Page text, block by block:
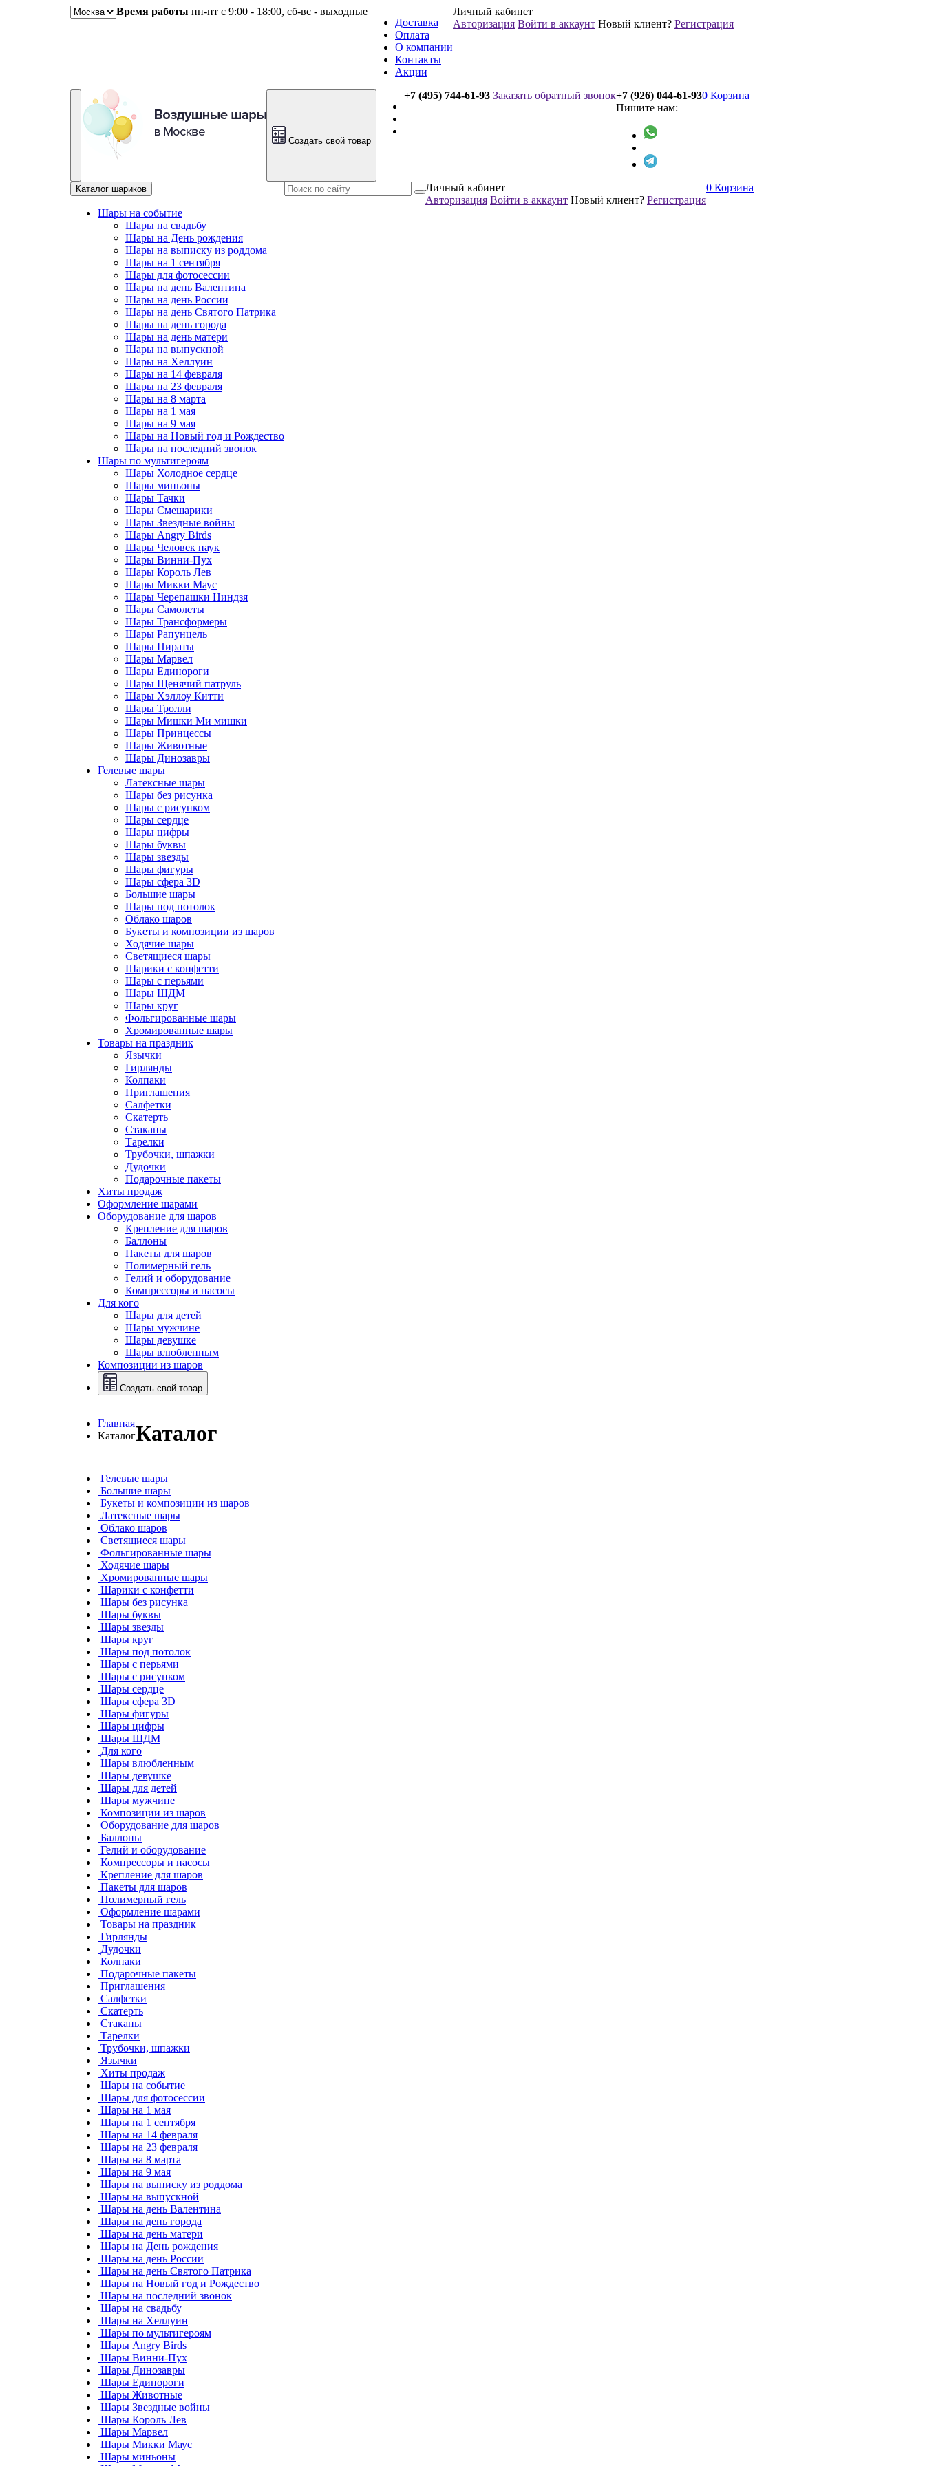
Время работы пн-пт с 9:00 - 18:00, сб-вс - выходные
Доставка
Оплата
О компании
Контакты
Акции
Личный кабинет
Авторизация Войти в аккаунт Новый клиент? Регистрация
Создать свой товар
+7 (495) 744-61-93 Заказать обратный звонок+7 (926) 044-61-93
Пишите нам:
0 Корзина
Каталог шариков
Шары на событие
Шары на свадьбу
Шары на День рождения
Шары на выписку из роддома
Шары на 1 сентября
Шары для фотосессии
Шары на день Валентина
Шары на день России
Шары на день Святого Патрика
Шары на день города
Шары на день матери
Шары на выпускной
Шары на Хеллуин
Шары на 14 февраля
Шары на 23 февраля
Шары на 8 марта
Шары на 1 мая
Шары на 9 мая
Шары на Новый год и Рождество
Шары на последний звонок
Шары по мультигероям
Шары Холодное сердце
Шары миньоны
Шары Тачки
Шары Смешарики
Шары Звездные войны
Шары Angry Birds
Шары Человек паук
Шары Винни-Пух
Шары Король Лев
Шары Микки Маус
Шары Черепашки Ниндзя
Шары Самолеты
Шары Трансформеры
Шары Рапунцель
Шары Пираты
Шары Марвел
Шары Единороги
Шары Щенячий патруль
Шары Хэллоу Китти
Шары Тролли
Шары Мишки Ми мишки
Шары Принцессы
Шары Животные
Шары Динозавры
Гелевые шары
Латексные шары
Шары без рисунка
Шары с рисунком
Шары сердце
Шары цифры
Шары буквы
Шары звезды
Шары фигуры
Шары сфера 3D
Большие шары
Шары под потолок
Облако шаров
Букеты и композиции из шаров
Ходячие шары
Светящиеся шары
Шарики с конфетти
Шары с перьями
Шары ШДМ
Шары круг
Фольгированные шары
Хромированные шары
Товары на праздник
Язычки
Гирлянды
Колпаки
Приглашения
Салфетки
Скатерть
Стаканы
Тарелки
Трубочки, шпажки
Дудочки
Подарочные пакеты
Хиты продаж
Оформление шарами
Оборудование для шаров
Крепление для шаров
Баллоны
Пакеты для шаров
Полимерный гель
Гелий и оборудование
Компрессоры и насосы
Для кого
Шары для детей
Шары мужчине
Шары девушке
Шары влюбленным
Композиции из шаров
Создать свой товар
Личный кабинет
Авторизация Войти в аккаунт Новый клиент? Регистрация
0 Корзина
Главная
КаталогКаталог
Гелевые шары
Большие шары
Букеты и композиции из шаров
Латексные шары
Облако шаров
Светящиеся шары
Фольгированные шары
Ходячие шары
Хромированные шары
Шарики с конфетти
Шары без рисунка
Шары буквы
Шары звезды
Шары круг
Шары под потолок
Шары с перьями
Шары с рисунком
Шары сердце
Шары сфера 3D
Шары фигуры
Шары цифры
Шары ШДМ
Для кого
Шары влюбленным
Шары девушке
Шары для детей
Шары мужчине
Композиции из шаров
Оборудование для шаров
Баллоны
Гелий и оборудование
Компрессоры и насосы
Крепление для шаров
Пакеты для шаров
Полимерный гель
Оформление шарами
Товары на праздник
Гирлянды
Дудочки
Колпаки
Подарочные пакеты
Приглашения
Салфетки
Скатерть
Стаканы
Тарелки
Трубочки, шпажки
Язычки
Хиты продаж
Шары на событие
Шары для фотосессии
Шары на 1 мая
Шары на 1 сентября
Шары на 14 февраля
Шары на 23 февраля
Шары на 8 марта
Шары на 9 мая
Шары на выписку из роддома
Шары на выпускной
Шары на день Валентина
Шары на день города
Шары на день матери
Шары на День рождения
Шары на день России
Шары на день Святого Патрика
Шары на Новый год и Рождество
Шары на последний звонок
Шары на свадьбу
Шары на Хеллуин
Шары по мультигероям
Шары Angry Birds
Шары Винни-Пух
Шары Динозавры
Шары Единороги
Шары Животные
Шары Звездные войны
Шары Король Лев
Шары Марвел
Шары Микки Маус
Шары миньоны